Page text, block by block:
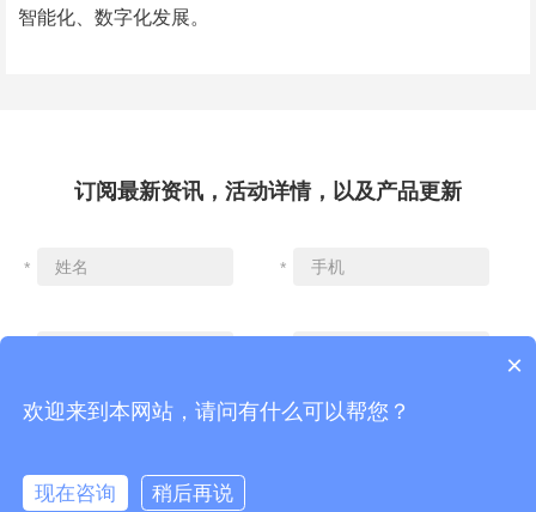
智能化、数字化发展。
订阅最新资讯，活动详情，以及产品更新
* *
×
欢迎来到本网站，请问有什么可以帮您？
现在咨询 稍后再说